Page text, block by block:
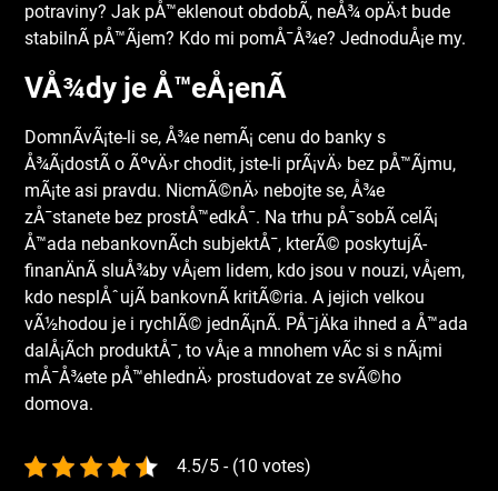
potraviny? Jak pÅ™eklenout obdobÃ­, neÅ¾ opÄ›t bude
stabilnÃ­ pÅ™Ã­jem? Kdo mi pomÅ¯Å¾e? JednoduÅ¡e my.
VÅ¾dy je Å™eÅ¡enÃ­
DomnÃ­vÃ¡te-li se, Å¾e nemÃ¡ cenu do banky s
Å¾Ã¡dostÃ­ o ÃºvÄ›r chodit, jste-li prÃ¡vÄ› bez pÅ™Ã­jmu,
mÃ¡te asi pravdu. NicmÃ©nÄ› nebojte se, Å¾e
zÅ¯stanete bez prostÅ™edkÅ¯. Na trhu pÅ¯sobÃ­ celÃ¡
Å™ada nebankovnÃ­ch subjektÅ¯, kterÃ© poskytujÃ­
finanÄnÃ­ sluÅ¾by vÅ¡em lidem, kdo jsou v nouzi, vÅ¡em,
kdo nesplÅˆujÃ­ bankovnÃ­ kritÃ©ria. A jejich velkou
vÃ½hodou je i rychlÃ© jednÃ¡nÃ­. PÅ¯jÄka ihned a Å™ada
dalÅ¡Ã­ch produktÅ¯, to vÅ¡e a mnohem vÃ­c si s nÃ¡mi
mÅ¯Å¾ete pÅ™ehlednÄ› prostudovat ze svÃ©ho
domova.
4.5/5 - (10 votes)